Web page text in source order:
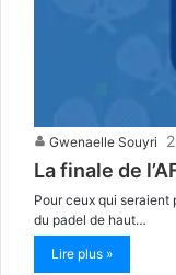
Gwenaelle Souyri
La finale de
Pour ceux qui seraient
du padel de haut…
Lire plus »